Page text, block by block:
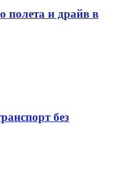
полета и драйв в
без